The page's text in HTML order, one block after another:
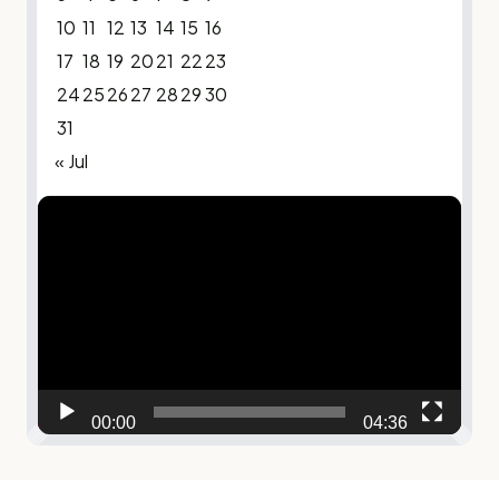
10 11 12 13 14 15 16
17 18 19 2021 2223
24252627 282930
31
« Jul
Video
00:00 04:36